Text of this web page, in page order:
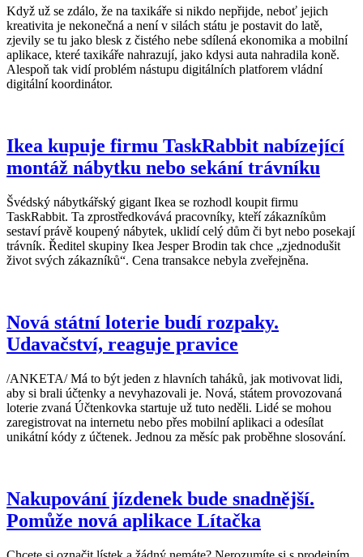
Když už se zdálo, že na taxikáře si nikdo nepřijde, neboť jejich
kreativita je nekonečná a není v silách státu je postavit do latě,
zjevily se tu jako blesk z čistého nebe sdílená ekonomika a mobilní
aplikace, které taxikáře nahrazují, jako kdysi auta nahradila koně.
Alespoň tak vidí problém nástupu digitálních platforem vládní
digitální koordinátor.
Ikea kupuje firmu TaskRabbit nabízející
montáž nábytku nebo sekání trávníku
Švédský nábytkářský gigant Ikea se rozhodl koupit firmu
TaskRabbit. Ta zprostředkovává pracovníky, kteří zákazníkům
sestaví právě koupený nábytek, uklidí celý dům či byt nebo posekají
trávník. Ředitel skupiny Ikea Jesper Brodin tak chce „zjednodušit
život svých zákazníků“. Cena transakce nebyla zveřejněna.
Nová státní loterie budí rozpaky.
Udavačství, reaguje pravice
/ANKETA/ Má to být jeden z hlavních taháků, jak motivovat lidi,
aby si brali účtenky a nevyhazovali je. Nová, státem provozovaná
loterie zvaná Účtenkovka startuje už tuto neděli. Lidé se mohou
zaregistrovat na internetu nebo přes mobilní aplikaci a odesílat
unikátní kódy z účtenek. Jednou za měsíc pak proběhne slosování.
Nakupování jízdenek bude snadnější.
Pomůže nová aplikace Lítačka